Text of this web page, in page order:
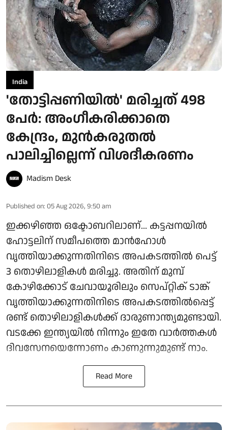
India
'തോട്ടിപ്പണിയിൽ' മരിച്ചത് 498
പേർ: അംഗീകരിക്കാതെ
കേന്ദ്രം, മുൻകരുതൽ
പാലിച്ചില്ലെന്ന് വിശദീകരണം
Madism Desk
Published on: 05 Aug 2026, 9:50 am
ഇക്കഴിഞ്ഞ ഒക്ടോബറിലാണ്... കട്ടപ്പനയിൽ
ഹോട്ടലിന് സമീപത്തെ മാൻഹോൾ
വൃത്തിയാക്കുന്നതിനിടെ അപകടത്തിൽ പെട്ട്
3 തൊഴിലാളികൾ മരിച്ചു. അതിന് മുമ്പ്
കോഴിക്കോട് ചേവായൂരിലും സെപ്റ്റിക് ടാങ്ക്
വൃത്തിയാക്കുന്നതിനിടെ അപകടത്തിൽപ്പെട്ട്
രണ്ട് തൊഴിലാളികൾക്ക് ദാരുണാന്ത്യമുണ്ടായി.
വടക്കേ ഇന്ത്യയിൽ നിന്നും ഇതേ വാർത്തകൾ
ദിവസേനയെന്നോണം കാണുന്നുമുണ്ട് നാം.
Read More